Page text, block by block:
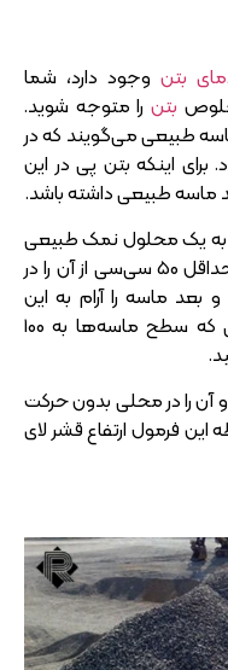
بتن وجود دارد، شما
بتنرا متوجه شوید.
طبیعی می‌گویند که در
اینکه بتن پی در این
به یک محلول نمک طبیعی
و آب به غلظت 1 درصد دارید. حالا باید حداقل 50 سی‌سی از آن را در
بریزید و بعد ماسه را آرام به این
محلول اضافه کنید. شما باید تا زمانی که سطح ماسه‌ها به 100
و آن را در محلی بدون حرکت
به‌واسطه این فرمول ارتفاع قشر لای